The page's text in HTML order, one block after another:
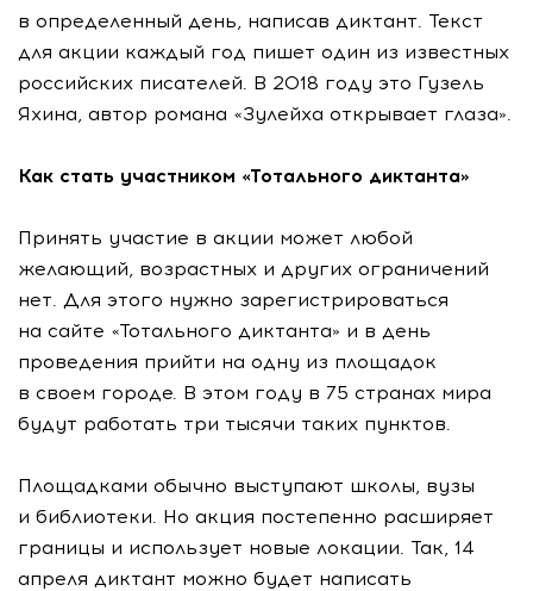
в определенный день, написав диктант. Текст
для акции каждый год пишет один из известных
российских писателей. В 2018 году это Гузель
Яхина, автор романа «Зулейха открывает глаза».
Как стать участником «Тотального диктанта»
Принять участие в акции может любой
желающий, возрастных и других ограничений
нет. Для этого нужно зарегистрироваться
на сайте «Тотального диктанта» и в день
проведения прийти на одну из площадок
в своем городе. В этом году в 75 странах мира
будут работать три тысячи таких пунктов.
Площадками обычно выступают школы, вузы
и библиотеки. Но акция постепенно расширяет
границы и использует новые локации. Так, 14
апреля диктант можно будет написать